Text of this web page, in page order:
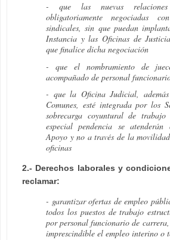
- que las nuevas
obligatoriamente negociadas
sindicales, sin que puedan
Instancia y las Oficinas de
que finalice dicha negociación
- que el nombramiento de
acompañado de personal
- que la Oficina Judicial,
Comunes, esté integrada por los
sobrecarga coyuntural de
especial pendencia se
Apoyo y no a través de la
oficinas
2.- Derechos laborales y
reclamar:
- garantizar ofertas de empleo
todos los puestos de trabajo
por personal funcionario de
imprescindible el empleo interino o